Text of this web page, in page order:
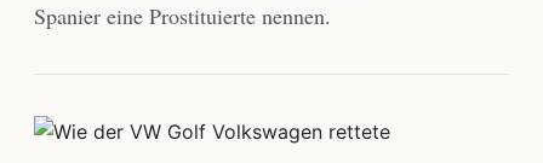
Spanier eine Prostituierte nennen.